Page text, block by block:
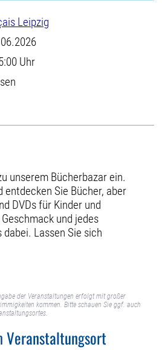
Leipzig
Uhr
unserem Bücherbazar ein.
entdecken Sie Bücher, aber
DVDs für Kinder und
und jedes
Lassen Sie sich
der Veranstaltungen erfolgt mit großer
kommen. Bitte schauen Sie ggf. auch
Veranstaltungsort